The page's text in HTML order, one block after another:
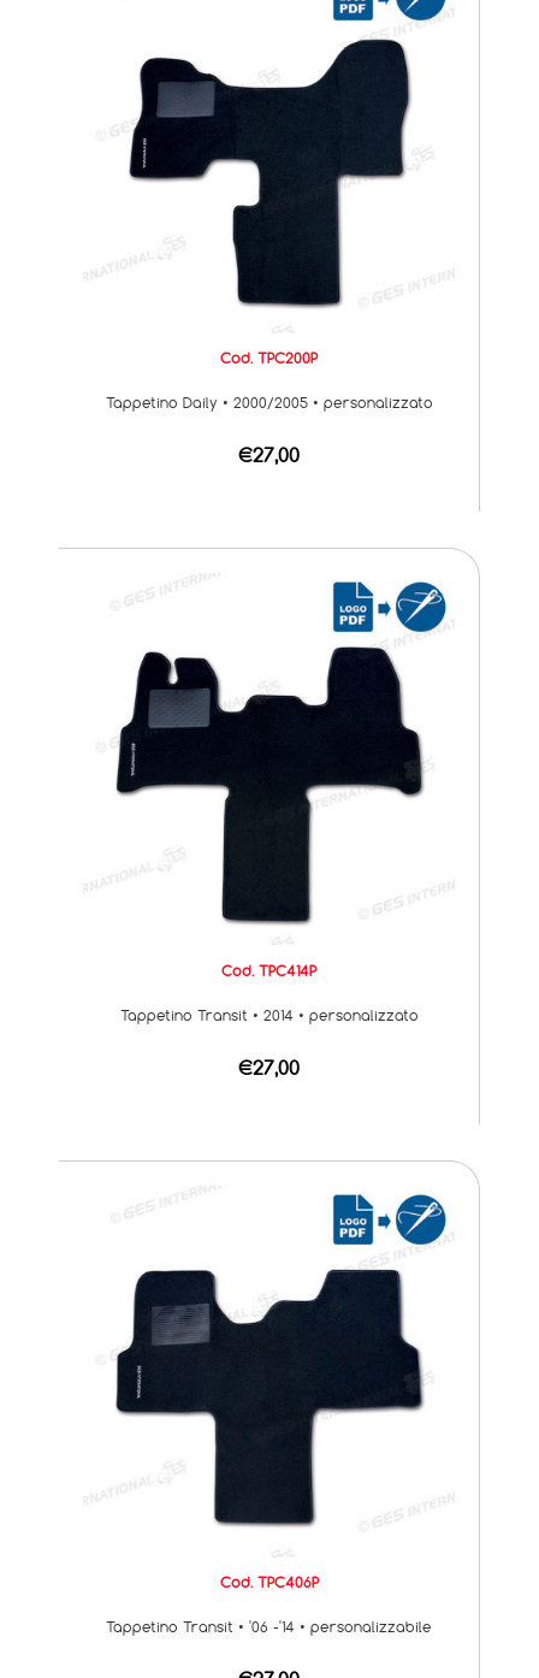
Cod. TPC200P
Tappetino Daily • 2000/2005 • personalizzato
€27,00
Cod. TPC414P
Tappetino Transit • 2014 • personalizzato
€27,00
Cod. TPC406P
Tappetino Transit • '06 -'14 • personalizzabile